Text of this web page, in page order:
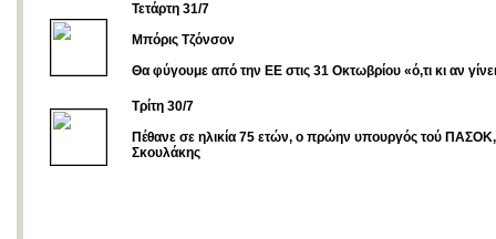
Τετάρτη 31/7
Μπόρις Τζόνσον
Θα φύγουμε από την ΕΕ στις 31 Οκτωβρίου «ό,τι κι αν
Τρίτη 30/7
Πέθανε σε ηλικία 75 ετών, ο πρώην υπουργός τού
Σκουλάκης